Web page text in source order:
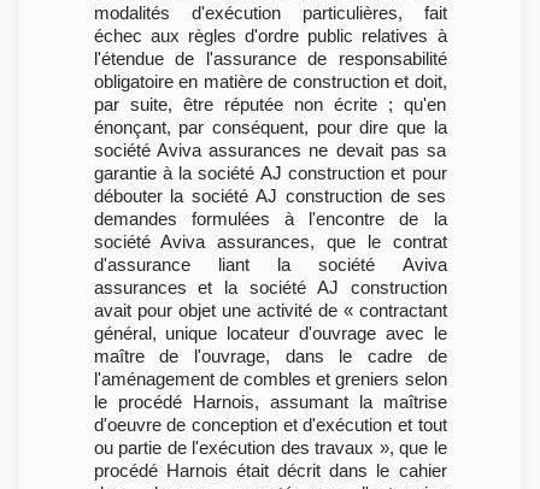
modalités d'exécution particulières, fait
échec aux règles d'ordre public relatives à
l'étendue de l'assurance de responsabilité
obligatoire en matière de construction et doit,
par suite, être réputée non écrite ; qu'en
énonçant, par conséquent, pour dire que la
société Aviva assurances ne devait pas sa
garantie à la société AJ construction et pour
débouter la société AJ construction de ses
demandes formulées à l'encontre de la
société Aviva assurances, que le contrat
d'assurance liant la société Aviva
assurances et la société AJ construction
avait pour objet une activité de « contractant
général, unique locateur d'ouvrage avec le
maître de l'ouvrage, dans le cadre de
l'aménagement de combles et greniers selon
le procédé Harnois, assumant la maîtrise
d'oeuvre de conception et d'exécution et tout
ou partie de l'exécution des travaux », que le
procédé Harnois était décrit dans le cahier